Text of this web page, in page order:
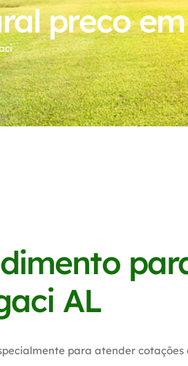
preco
AL
para atender cotações